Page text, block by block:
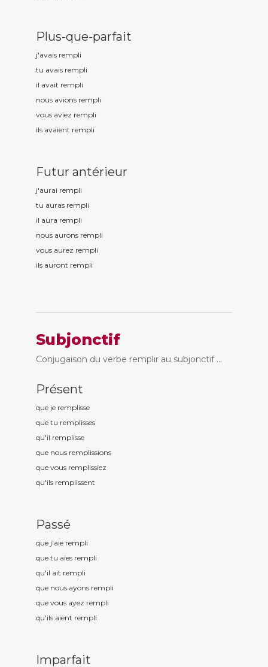
Plus-que-parfait
j'avais rempli
tu avais rempli
il avait rempli
nous avions rempli
vous aviez rempli
ils avaient rempli
Futur antérieur
j'aurai rempli
tu auras rempli
il aura rempli
nous aurons rempli
vous aurez rempli
ils auront rempli
Subjonctif
Conjugaison du verbe remplir au subjonctif ...
Présent
que je remplisse
que tu remplisses
qu'il remplisse
que nous remplissions
que vous remplissiez
qu'ils remplissent
Passé
que j'aie rempli
que tu aies rempli
qu'il ait rempli
que nous ayons rempli
que vous ayez rempli
qu'ils aient rempli
Imparfait